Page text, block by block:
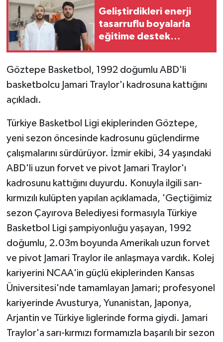
Geliştirdikleri enerji
tasarruflu boyalarla
eğitime destek
Göztepe Basketbol, 1992 doğumlu ABD'li
basketbolcu Jamari Traylor'ı kadrosuna kattığını
açıkladı.
Türkiye Basketbol Ligi ekiplerinden Göztepe,
yeni sezon öncesinde kadrosunu güçlendirme
çalışmalarını sürdürüyor. İzmir ekibi, 34 yaşındaki
ABD'li uzun forvet ve pivot Jamari Traylor'ı
kadrosunu kattığını duyurdu. Konuyla ilgili sarı-
kırmızılı kulüpten yapılan açıklamada, 'Geçtiğimiz
sezon Çayırova Belediyesi formasıyla Türkiye
Basketbol Ligi şampiyonluğu yaşayan, 1992
doğumlu, 2.03m boyunda Amerikalı uzun forvet
ve pivot Jamari Traylor ile anlaşmaya vardık. Kolej
kariyerini NCAA'in güçlü ekiplerinden Kansas
Üniversitesi'nde tamamlayan Jamari; profesyonel
kariyerinde Avusturya, Yunanistan, Japonya,
Arjantin ve Türkiye liglerinde forma giydi. Jamari
Traylor'a sarı-kırmızı formamızla başarılı bir sezon
Gayrimenkul
GENEL
GÜNDEM
Güvenlik
HABERDE İNSAN
İNSAN
Jandarma
Kadın
MAGAZİN
Otomobil
POLİTİKA